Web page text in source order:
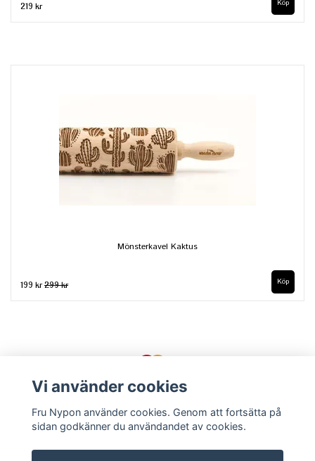
219 kr
Mönsterkavel Kaktus
199 kr299 kr
Vi använder cookies
Fru Nypon använder cookies. Genom att fortsätta på
sidan godkänner du användandet av cookies.